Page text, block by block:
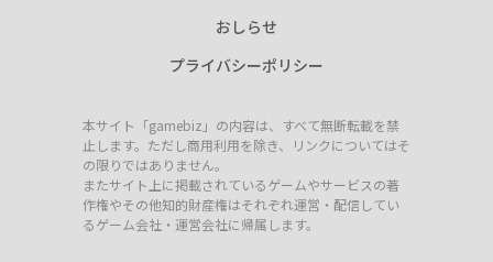
おしらせ
プライバシーポリシー
本サイト「gamebiz」の内容は、すべて無断転載を禁
止します。ただし商用利用を除き、リンクについてはそ
の限りではありません。
またサイト上に掲載されているゲームやサービスの著
作権やその他知的財産権はそれぞれ運営・配信してい
るゲーム会社・運営会社に帰属します。